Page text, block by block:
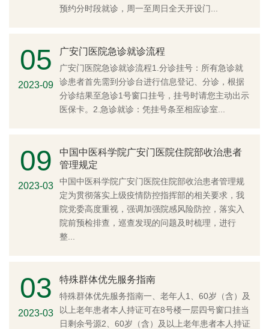
预约分时段就诊，周一至周日全天开设门...
05
2023-09
广安门医院急诊就诊流程
广安门医院急诊就诊流程1.分诊挂号：所有急诊就
诊患者首先需到分诊台进行信息登记、分诊，根据
分诊结果至急诊1号窗口挂号，挂号时请您主动出示
医保卡。2.急诊就诊：凭挂号条至相应诊室...
09
2023-03
中国中医科学院广安门医院住院部收治患者
管理规定
中国中医科学院广安门医院住院部收治患者管理规
定为贯彻落实上级疫情防控指挥部的相关要求，我
院党委高度重视，强调加强院感风险防控，落实入
院前预检排查，巡查发现的问题及时梳理，进行
整...
03
2023-03
特殊群体优先服务指南
特殊群体优先服务指南一、老年人1、60岁（含）及
以上老年患者本人持证可在8号楼一层四号窗口挂当
日剩余号源2、60岁（含）及以上老年患者本人持证